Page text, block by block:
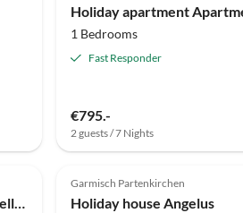
1 Bedrooms
Fast Responder
€795.-
2 guests / 7 Nights
Holiday apartment 4 at House Bella Bavaria
Garmisch Partenkirchen
Holiday house Angelus